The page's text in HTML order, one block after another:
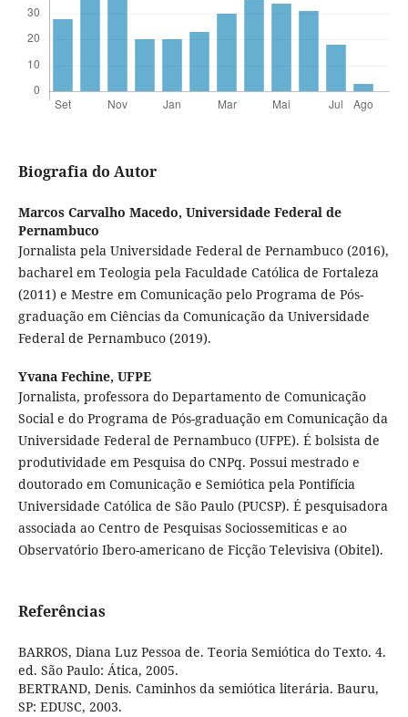
Biografia do Autor
Marcos Carvalho Macedo, Universidade Federal de
Pernambuco
Jornalista pela Universidade Federal de Pernambuco (2016),
bacharel em Teologia pela Faculdade Católica de Fortaleza
(2011) e Mestre em Comunicação pelo Programa de Pós-
graduação em Ciências da Comunicação da Universidade
Federal de Pernambuco (2019).
Yvana Fechine, UFPE
Jornalista, professora do Departamento de Comunicação
Social e do Programa de Pós-graduação em Comunicação da
Universidade Federal de Pernambuco (UFPE). É bolsista de
produtividade em Pesquisa do CNPq. Possui mestrado e
doutorado em Comunicação e Semiótica pela Pontifícia
Universidade Católica de São Paulo (PUCSP). É pesquisadora
associada ao Centro de Pesquisas Sociossemiticas e ao
Observatório Ibero-americano de Ficção Televisiva (Obitel).
Referências
BARROS, Diana Luz Pessoa de. Teoria Semiótica do Texto. 4.
ed. São Paulo: Ática, 2005.
BERTRAND, Denis. Caminhos da semiótica literária. Bauru,
SP: EDUSC, 2003.